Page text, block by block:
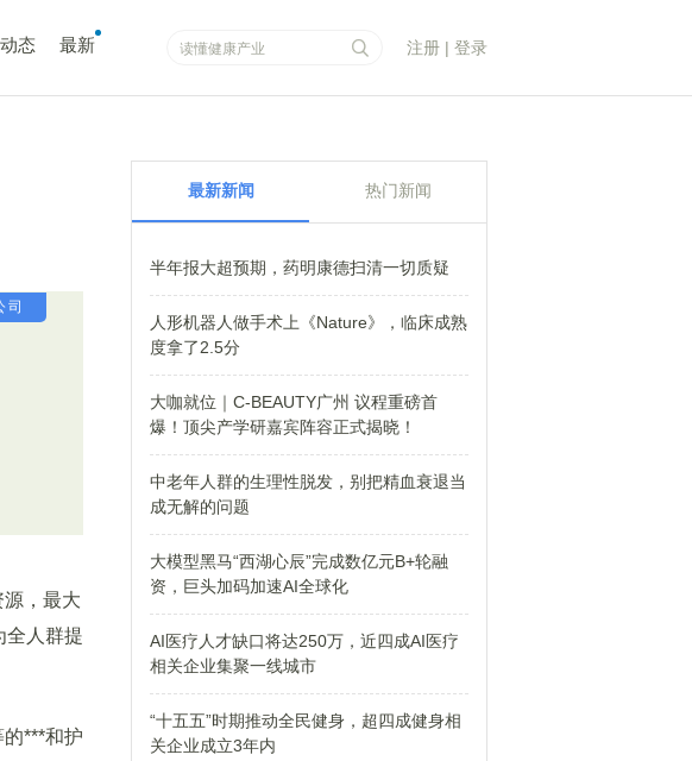
动态 最新 注册 | 登录
司
，最大
全人群提
***和护
最新新闻 热门新闻
半年报大超预期，药明康德扫清一切质疑
人形机器人做手术上《Nature》，临床成熟
度拿了2.5分
大咖就位｜C-BEAUTY广州 议程重磅首
爆！顶尖产学研嘉宾阵容正式揭晓！
中老年人群的生理性脱发，别把精血衰退当
成无解的问题
大模型黑马“西湖心辰”完成数亿元B+轮融
资，巨头加码加速AI全球化
AI医疗人才缺口将达250万，近四成AI医疗
相关企业集聚一线城市
“十五五”时期推动全民健身，超四成健身相
关企业成立3年内